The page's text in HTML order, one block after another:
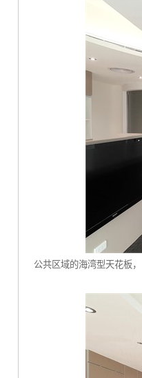
公共区域的海湾型天花板